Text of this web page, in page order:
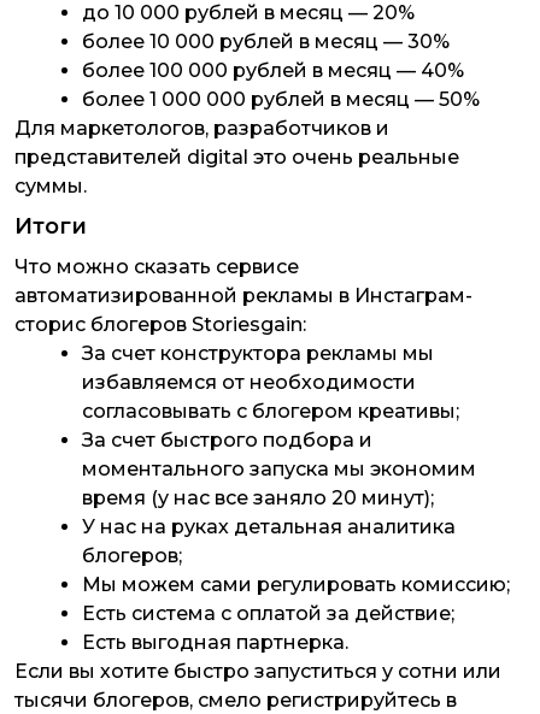
до 10 000 рублей в месяц — 20%
более 10 000 рублей в месяц — 30%
более 100 000 рублей в месяц — 40%
более 1 000 000 рублей в месяц — 50%
Для маркетологов, разработчиков и
представителей digital это очень реальные
суммы.
Итоги
Что можно сказать сервисе
автоматизированной рекламы в Инстаграм-
сторис блогеров Storiesgain:
За счет конструктора рекламы мы
избавляемся от необходимости
согласовывать с блогером креативы;
За счет быстрого подбора и
моментального запуска мы экономим
время (у нас все заняло 20 минут);
У нас на руках детальная аналитика
блогеров;
Мы можем сами регулировать комиссию;
Есть система с оплатой за действие;
Есть выгодная партнерка.
Если вы хотите быстро запуститься у сотни или
тысячи блогеров, смело регистрируйтесь в